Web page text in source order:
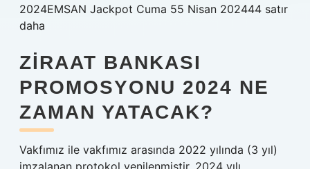
2024EMSAN Jackpot Cuma 55 Nisan 202444 satır
daha
ZIRAAT BANKASI
PROMOSYONU 2024 NE
ZAMAN YATACAK?
Vakfımız ile vakfımız arasında 2022 yılında (3 yıl)
imzalanan protokol yenilenmiştir. 2024 yılı